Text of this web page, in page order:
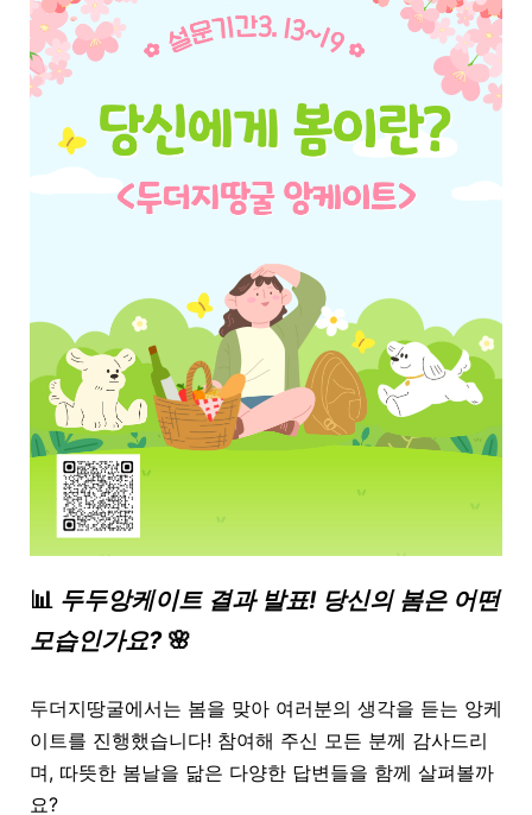
📊 두두앙케이트 결과 발표! 당신의 봄은 어떤
모습인가요? 🌸
두더지땅굴에서는 봄을 맞아 여러분의 생각을 듣는 앙케
이트를 진행했습니다! 참여해 주신 모든 분께 감사드리
며, 따뜻한 봄날을 닮은 다양한 답변들을 함께 살펴볼까
요?